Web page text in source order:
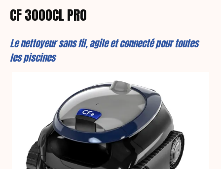
CF 3000CL PRO
Le nettoyeur sans fil, agile et connecté pour toutes
les piscines